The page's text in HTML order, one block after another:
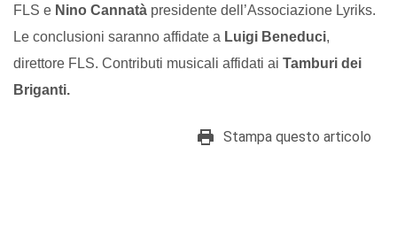
FLS e Nino Cannatà presidente dell’Associazione Lyriks.
Le conclusioni saranno affidate a Luigi Beneduci,
direttore FLS. Contributi musicali affidati ai Tamburi dei
Briganti.
Stampa questo articolo